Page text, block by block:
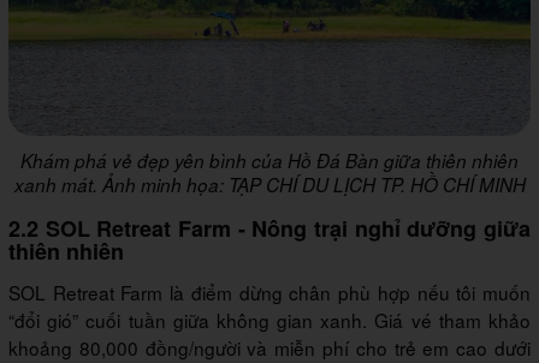
Khám phá vẻ đẹp yên bình của Hồ Đá Bàn giữa thiên nhiên
xanh mát. Ảnh minh họa: TẠP CHÍ DU LỊCH TP. HỒ CHÍ MINH
2.2 SOL Retreat Farm - Nông trại nghỉ dưỡng giữa
thiên nhiên
SOL Retreat Farm là điểm dừng chân phù hợp nếu tôi muốn
“đổi gió” cuối tuần giữa không gian xanh. Giá vé tham khảo
khoảng 80,000 đồng/người và miễn phí cho trẻ em cao dưới